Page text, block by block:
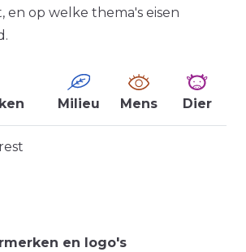
en op welke thema's eisen
Milieu Mens Dier
en logo's